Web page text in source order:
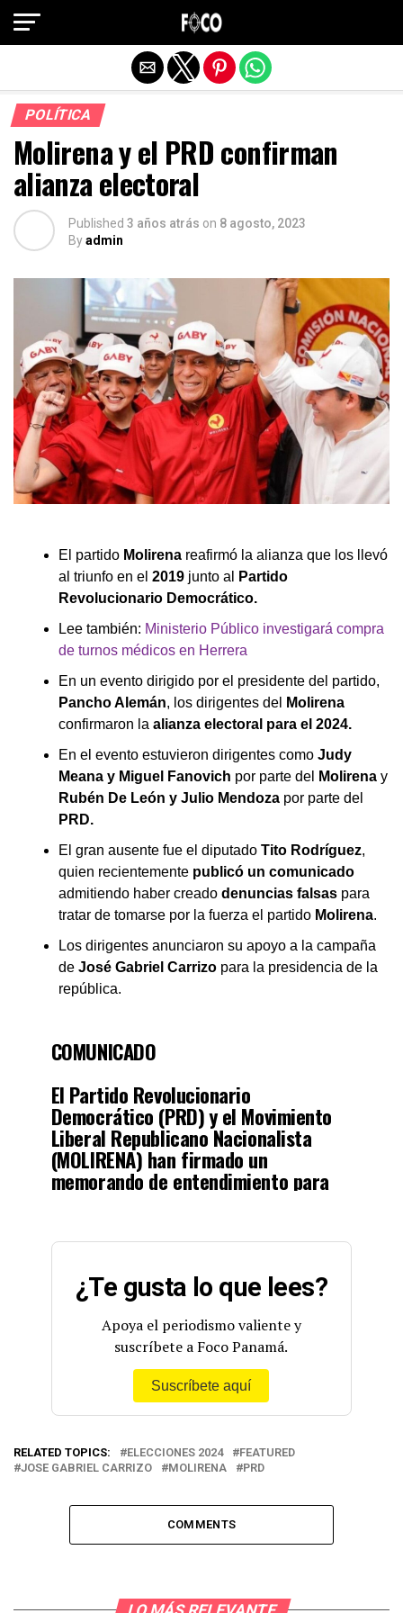
POLÍTICA
Molirena y el PRD confirman
alianza electoral
Published 3 años atrás on 8 agosto, 2023
Byadmin
El partido Molirena reafirmó la alianza que los llevó
al triunfo en el 2019 junto al
Partido
Revolucionario Democrático.
Lee también: Ministerio Público investigará compra
de turnos médicos en Herrera
En un evento dirigido por el presidente del partido,
Pancho Alemán, los dirigentes del
Molirena
confirmaron la alianza electoral para el 2024.
En el evento estuvieron dirigentes como Judy
Meana y Miguel Fanovich por parte del Molirena y
Rubén De León y Julio Mendoza por parte del
PRD.
El gran ausente fue el diputado Tito Rodríguez,
quien recientemente publicó un comunicado
admitiendo haber creado denuncias falsas para
tratar de tomarse por la fuerza el partido Molirena.
Los dirigentes anunciaron su apoyo a la campaña
de José Gabriel Carrizo para la presidencia de la
república.
COMUNICADO
El Partido Revolucionario
Democrático (PRD) y el Movimiento
Liberal Republicano Nacionalista
(MOLIRENA) han firmado un
memorando de entendimiento para
de mayo de 2024.
¿Te gusta lo que lees?
Apoya el periodismo valiente y
suscríbete a Foco Panamá.
Suscríbete aquí
RELATED TOPICS: ELECCIONES 2024
FEATURED
JOSE GABRIEL CARRIZO
MOLIRENA PRD
COMMENTS
Salir de la versión móvil